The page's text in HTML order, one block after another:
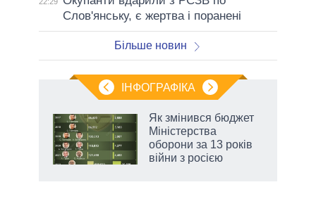
Слов'янську, є жертва і поранені
Більше новин
ІНФОГРАФІКА
Як змінився бюджет
Міністерства
оборони за 13 років
війни з росією